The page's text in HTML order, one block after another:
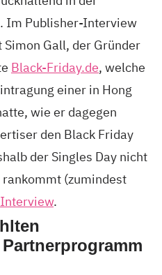
Im Publisher-Interview
Gall, der Gründer
Black-Friday.de, welche
einer in Hong
wie er dagegen
den Black Friday
der Singles Day nicht
rankommt (zumindest
Interview.